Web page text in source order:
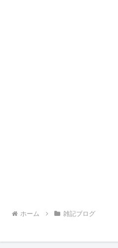
ホーム 雑記ブログ